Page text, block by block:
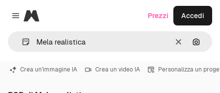
Close menu
Magnific
CancellaCerca
Prezzi Accedi
Crea un'immagine IA Crea un video IA Personalizza un